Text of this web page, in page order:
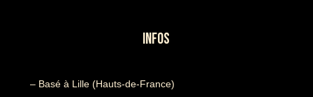
INFOS
– Basé à Lille (Hauts-de-France)